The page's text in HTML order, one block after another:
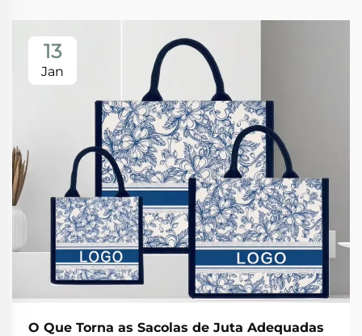
13
Jan
O Que Torna as Sacolas de Juta Adequadas